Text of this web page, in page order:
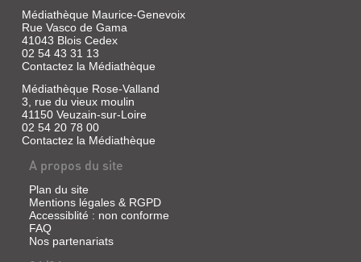
Propose
une
traversée
d'Atacama
d'ouest
en
est
depuis
les
rivages
de
Pacifique
sommets
des
volcans
des
Andes,
Médiathèque Maurice-Genevoix
Rue Vasco de Gama
41043 Blois Cedex
02 54 43 31 13
Contactez la Médiathèque
Médiathèque Rose-Valland
3, rue du vieux moulin
41150 Veuzain-sur-Loire
02 54 20 78 00
Contactez la Médiathèque
A propos du site
Plan du site
Mentions légales & RGPD
Accessiblité : non conforme
FAQ
Nos partenariats